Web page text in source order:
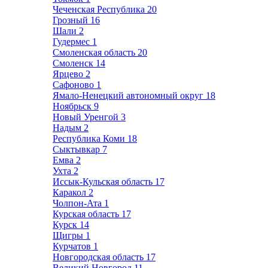
Чеченская Республика 20
Грозный 16
Шали 2
Гудермес 1
Смоленская область 20
Смоленск 14
Ярцево 2
Сафоново 1
Ямало-Ненецкий автономный округ 18
Ноябрьск 9
Новый Уренгой 3
Надым 2
Республика Коми 18
Сыктывкар 7
Емва 2
Ухта 2
Иссык-Кульская область 17
Каракол 2
Чолпон-Ата 1
Курская область 17
Курск 14
Щигры 1
Курчатов 1
Новгородская область 17